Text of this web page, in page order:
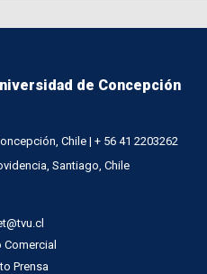
de Concepción
Chile | + 56 41 2203262
Santiago, Chile
Comercial
Prensa